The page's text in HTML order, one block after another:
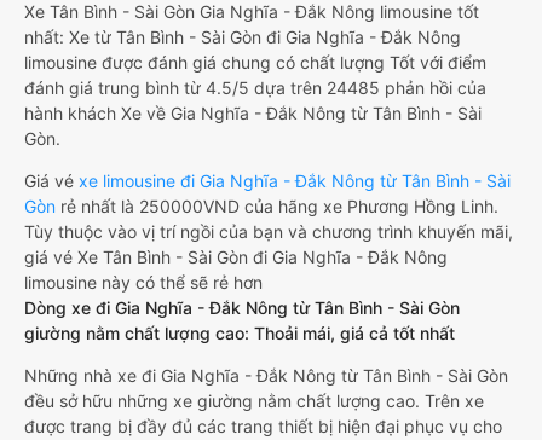
Xe Tân Bình - Sài Gòn Gia Nghĩa - Đắk Nông limousine tốt
nhất: Xe từ Tân Bình - Sài Gòn đi Gia Nghĩa - Đắk Nông
limousine được đánh giá chung có chất lượng Tốt với điểm
đánh giá trung bình từ 4.5/5 dựa trên 24485 phản hồi của
hành khách Xe về Gia Nghĩa - Đắk Nông từ Tân Bình - Sài
Gòn.
Giá vé xe limousine đi Gia Nghĩa - Đắk Nông từ Tân Bình - Sài
Gòn rẻ nhất là 250000VND của hãng xe Phương Hồng Linh.
Tùy thuộc vào vị trí ngồi của bạn và chương trình khuyến mãi,
giá vé Xe Tân Bình - Sài Gòn đi Gia Nghĩa - Đắk Nông
limousine này có thể sẽ rẻ hơn
Dòng xe đi Gia Nghĩa - Đắk Nông từ Tân Bình - Sài Gòn
giường nằm chất lượng cao: Thoải mái, giá cả tốt nhất
Những nhà xe đi Gia Nghĩa - Đắk Nông từ Tân Bình - Sài Gòn
đều sở hữu những xe giường nằm chất lượng cao. Trên xe
được trang bị đầy đủ các trang thiết bị hiện đại phục vụ cho